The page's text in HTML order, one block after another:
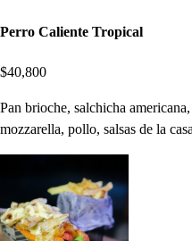
Perro Caliente Tropical
$40,800
Pan brioche, salchicha
mozzarella, pollo, salsas de la